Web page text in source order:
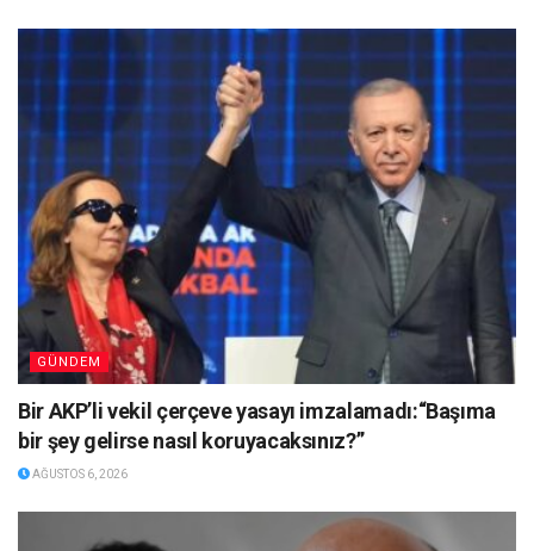
GÜNDEM
Bir AKP’li vekil çerçeve yasayı imzalamadı:“Başıma
bir şey gelirse nasıl koruyacaksınız?”
AĞUSTOS 6, 2026